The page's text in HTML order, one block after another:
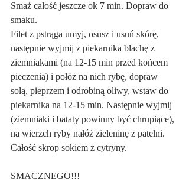
Smaż całość jeszcze ok 7 min. Dopraw do
smaku.
Filet z pstrąga umyj, osusz i usuń skórę,
następnie wyjmij z piekarnika blachę z
ziemniakami (na 12-15 min przed końcem
pieczenia) i połóż na nich rybę, dopraw
solą, pieprzem i odrobiną oliwy, wstaw do
piekarnika na 12-15 min. Następnie wyjmij
(ziemniaki i bataty powinny być chrupiące),
na wierzch ryby nałóż zieleninę z patelni.
Całość skrop sokiem z cytryny.
SMACZNEGO!!!